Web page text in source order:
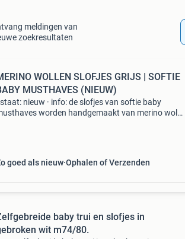
meldingen van
zoekresultaten
WOLLEN SLOFJES GRIJS | SOFTIE
MUSTHAVES (NIEUW)
staat: nieuw · info: de slofjes van softie baby
worden handgemaakt van merino wol.
goed als nieuw Ophalen of Verzenden
baby trui en slofjes in
wit m74/80.